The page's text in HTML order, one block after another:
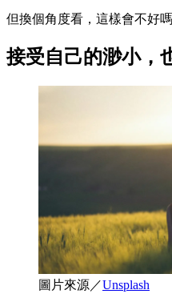
但換個角度看，這樣會不好
接受自己的渺小，
圖片來源／Unsplash